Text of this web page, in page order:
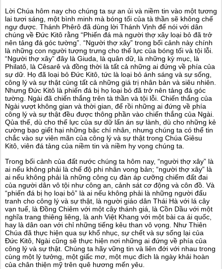
Lời Chúa hôm nay cho chúng ta sự an ủi và niềm tin vào một tương
lai tươi sáng, một bình minh mà bóng tối của tà thần sẽ không chế
ngự được. Thánh Phêrô đã dùng lời Thánh Vịnh để nói với dân
chúng về Đức Kitô rằng “Phiến đá mà người thợ xây loại bỏ đã trở
nên tảng đá góc tường”. “Người thợ xây” trong bối cảnh này chính
là những con người tượng trưng cho thế lực của bóng tối và tội lỗi.
“Người thợ xây” đây là Giuda, là quân dữ, là những kỳ mục, là
Philatô, là Cêsarê và đồng thời là tất cả những ai đứng về phía của
sự dữ. Họ đã loại bỏ Đức Kitô, tức là loại bỏ ánh sáng và sự sống,
công lý và sự thật cùng tất cả những giá trị nhân bản và siêu nhiên.
Nhưng Đức Kitô là phiến đá bị họ loại bỏ đã trở nên tảng đá góc
tường. Ngài đã chiến thắng trên tà thần và tội lỗi. Chiến thắng của
Ngài vượt không gian và thời gian, để rồi những ai đứng về phía
công lý và sự thật đều được thông phần vào chiến thắng của Ngài.
Qủa thế, dù cho thế lực của sự dữ lấn án sự lành, dù cho những kẻ
cường bạo giết hại những bậc chí nhân, nhưng chúng ta có thể tin
chắc vào sự viên mãn của công lý và sự thật trong Chúa Giêsu
Kitô, viên đá tảng của niềm tin và niềm hy vọng chúng ta.
Trong bối cảnh của đất nước chúng ta hôm nay, “người thợ xây” là
ai nếu không phải là chế độ phi nhân vong bản; “người thợ xây” là
ai nếu không phải là những công cụ đàn áp cưỡng chiếm đất đai
của người dân vô tội như công an, cảnh sát cơ động và côn đồ. Và
“phiến đá bị họ loại bỏ” là ai nếu không phải là những người đấu
tranh cho công lý và sự thật, là người giáo dân Thái Hà với lá cây
vạn tuế, là Đồng Chiêm với một cây thánh giá, là Cồn Dầu với một
nghĩa trang thiêng liêng, là anh Việt Khang với một bài ca ái quốc,
hay là dân oan với chỉ những tiếng kêu than vô vọng. Như Thiên
Chúa đã thực hiện qua sự khổ nhục, sự chết và sự sống lại của
Đức Kitô, Ngài cũng sẽ thực hiện nơi những ai đứng về phía của
công lý và sự thật. Chúng ta hãy vững tin và liên đới với nhau trong
cùng một lý tưởng, một giấc mơ, một mục đích là ngày khải hoàn
của chân thiện mỹ trên quê hương mến yêu.